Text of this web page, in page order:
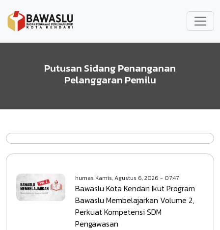
Putusan Sidang Penanganan
Pelanggaran Pemilu
humas Kamis, Agustus 6, 2026 - 07:47
Bawaslu Kota Kendari Ikut Program
Bawaslu Membelajarkan Volume 2,
Perkuat Kompetensi SDM
Pengawasan